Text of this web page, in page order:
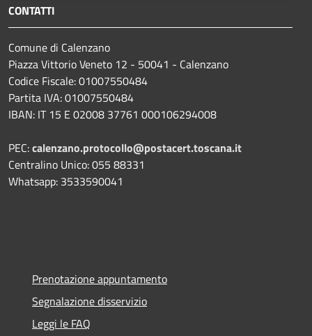
CONTATTI
Comune di Calenzano
Piazza Vittorio Veneto 12 - 50041 - Calenzano
Codice Fiscale: 01007550484
Partita IVA: 01007550484
IBAN: IT 15 E 02008 37761 000106294008
PEC:calenzano.protocollo@postacert.toscana.it
Centralino Unico: 055 88331
Whatsapp: 3533590041
Prenotazione appuntamento
Segnalazione disservizio
Leggi le FAQ